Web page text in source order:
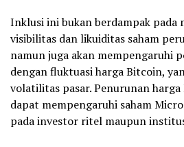
Inklusi ini bukan berdampak pada
visibilitas dan likuiditas saham
namun juga akan mempengaruhi
dengan fluktuasi harga Bitcoin,
volatilitas pasar. Penurunan
dapat mempengaruhi saham
pada investor ritel maupun